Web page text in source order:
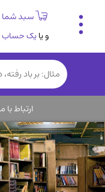
سبد شما
و یایک حساب
تاریخی و فرهنگی
(838)
رمان و داستان ایرانی(307)
روانشناسی(357)
انگلیسی و زبان خارجی(14)
کودکان و نوجوانان(76)
کتب نادر و کمیاب(19)
ارتباط با